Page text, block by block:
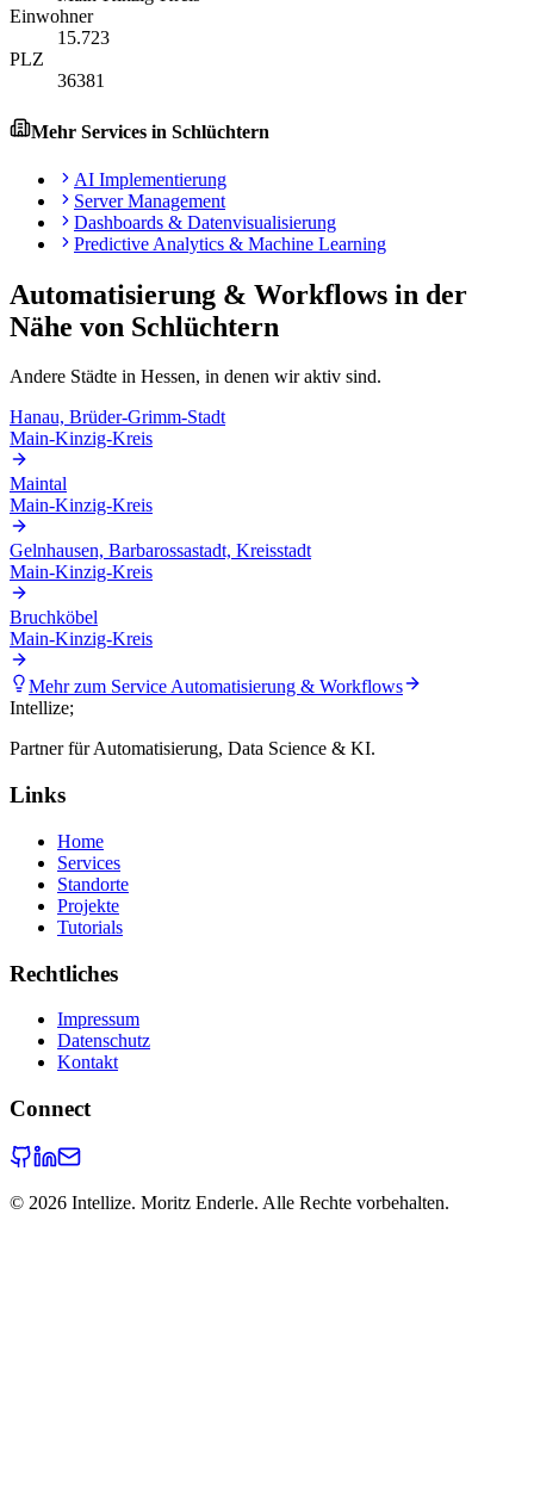
Einwohner
15.723
PLZ
36381
Mehr Services in Schlüchtern
AI Implementierung
Server Management
Dashboards & Datenvisualisierung
Predictive Analytics & Machine Learning
Automatisierung & Workflows in der
Nähe von Schlüchtern
Andere Städte in Hessen, in denen wir aktiv sind.
Hanau, Brüder-Grimm-Stadt
Main-Kinzig-Kreis
Maintal
Main-Kinzig-Kreis
Gelnhausen, Barbarossastadt, Kreisstadt
Main-Kinzig-Kreis
Bruchköbel
Main-Kinzig-Kreis
Mehr zum ServiceAutomatisierung & Workflows
Intellize;
Partner für Automatisierung, Data Science & KI.
Links
Home
Services
Standorte
Projekte
Tutorials
Rechtliches
Impressum
Datenschutz
Kontakt
Connect
© 2026 Intellize. Moritz Enderle. Alle Rechte vorbehalten.